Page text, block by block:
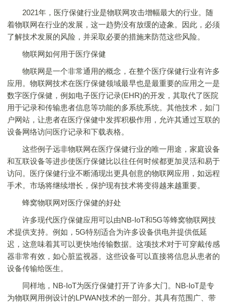
2021年，医疗保健行业是物联网攻击增幅最大的行业。随
着物联网在行业的发展，这一趋势没有放缓的迹象。因此，必须
了解技术发展的风险，并采取必要的措施来防范这些风险。
物联网如何用于医疗保健
物联网是一个非常通用的概念，在整个医疗保健行业有许多
应用。物联网技术在医疗保健领域最早也是最重要的应用之一是
数字医疗保健，例如电子医疗记录(EHR)的开发，其取代了医院
用于记录和传输患者信息等功能的多系统系统。其他技术，如门
户网站，让患者在医疗保健中发挥积极作用，允许其通过互联的
设备网络访问医疗记录和下载表格。
这些例子远非物联网在医疗保健行业的唯一用途，家庭设备
和互联设备等进步使医疗保健比以往任何时候都更加灵活和易于
访问。医疗保健行业不断涌现出更具创意的物联网应用，如远程
手术。市场将继续增长，保护现有技术将变得越来越重要。
蜂窝物联网对医疗保健的好处
许多现代医疗保健应用可以由NB-IoT和5G等蜂窝物联网技
术提供支持。例如，5G特别适合为许多设备供电并提供低延
迟，这意味着其可以更快地传输数据。这项技术对于可穿戴传感
器非常有效，如心脏监视器。这些设备可以直接将信息从患者的
设备传输给医生。
同样地，NB-IoT为医疗保健打开了许多大门。NB-IoT是专
为物联网用例设计的LPWAN技术的一部分。其具有范围广、带